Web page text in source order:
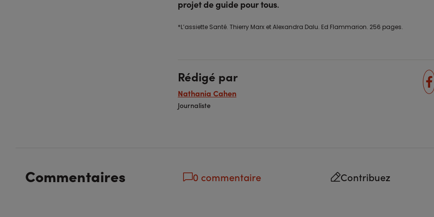
projet de guide pour tous.
*L’assiette Santé. Thierry Marx et Alexandra Dalu. Ed Flammarion. 256 pages.
Rédigé par
Nathania Cahen
Journaliste
Commentaires 0 commentaire Contribuez